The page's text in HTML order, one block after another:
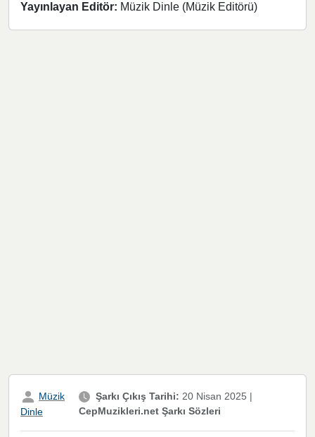
Yayınlayan Editör: Müzik Dinle (Müzik Editörü)
Müzik
Dinle
Şarkı Çıkış Tarihi: 20 Nisan 2025 |
CepMuzikleri.net Şarkı Sözleri